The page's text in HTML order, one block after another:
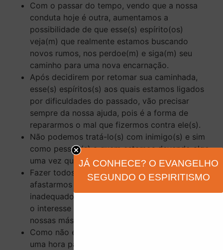
Com o passar do tempo, vendo que a nossa
conduta hoje é outra, aumentamos a
possibilidade de que esse(s) espírito(os)
veja(m) que realmente estamos buscando
novos rumos, nos perdoe(m) e siga(m) seu
caminho para uma nova encarnação.
Após decidirem por retomar sua caminhada,
esse(s) espíritos(s) aos quais estamos ligados
por dificuldades do passado, vão precisar
sempre da nossa ajuda, pois é a forma de
repararmos o mal que fizermos contra ele(s).
Não podemos tratá-lo(s) com inimigo(s) e sim
como pessoa(s) a quem estamos devendo algo,
uma vez que o(s) prejudicamos no passado.
Fazer todos os esforços possíveis para nos
afastarmos dos vícios e de comportamentos
inadequados também vai nos ajudar a diminuir
o interesse de espíritos que querem usufruir das
nossas más atitudes.
Como não é fácil mudar o comportamento de
uma hora para a outra, temos que nos manter
JÁ CONHECE? O EVANGELHO
SEGUNDO O ESPIRITISMO